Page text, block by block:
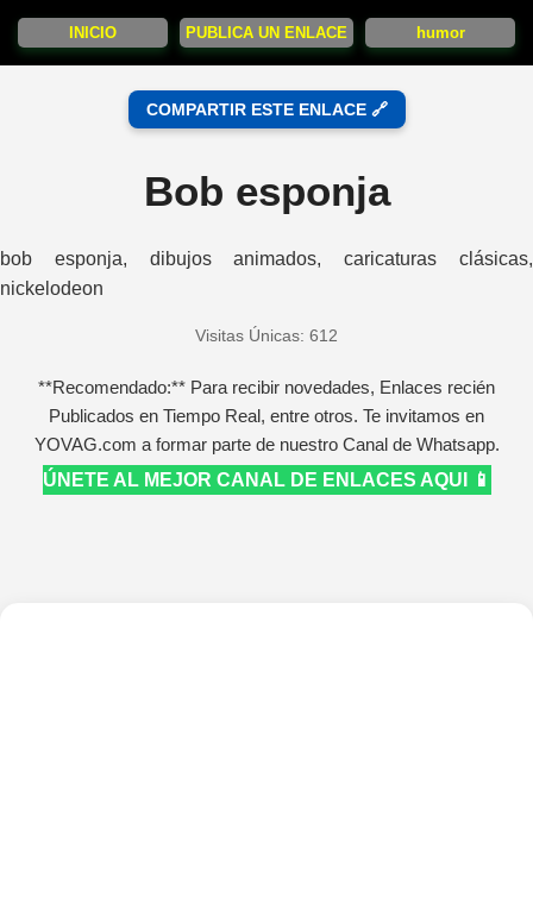
INICIO PUBLICA UN ENLACE humor
COMPARTIR ESTE ENLACE 🔗
Bob esponja
bob esponja, dibujos animados, caricaturas clásicas,
nickelodeon
Visitas Únicas: 612
**Recomendado:** Para recibir novedades, Enlaces recién
Publicados en Tiempo Real, entre otros. Te invitamos en
YOVAG.com a formar parte de nuestro Canal de Whatsapp.
ÚNETE AL MEJOR CANAL DE ENLACES AQUI 📱